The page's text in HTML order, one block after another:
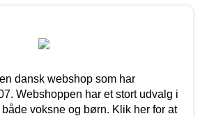
dansk webshop som har
Webshoppen har et stort udvalg i
voksne og børn. Klik her for at